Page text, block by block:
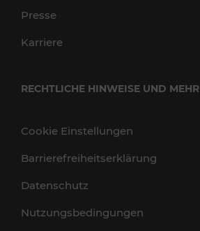
Presse
Karriere
RECHTLICHE HINWEISE UND MEHR
Cookie Einstellungen
Barrierefreiheitserklärung
Datenschutz
Nutzungsbedingungen